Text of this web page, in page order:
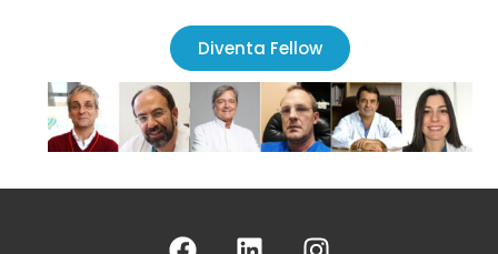
Diventa Fellow